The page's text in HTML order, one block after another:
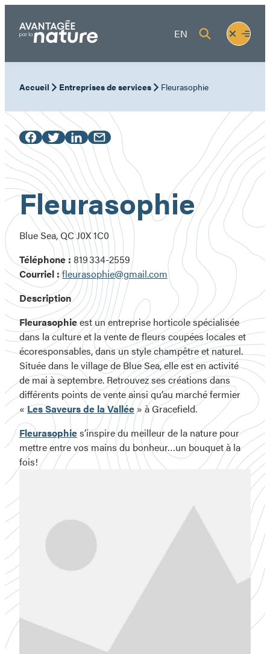
contenu
EN
Fermer
le
menu
Ouvrir
le
Accueil Entreprises de services Fleurasophie
Fleurasophie
Blue Sea, QC J0X 1C0
Téléphone : 819 334-2559
Courriel :fleurasophie@gmail.com
Description
Fleurasophieest un entreprise horticole spécialisée
dans la culture et la vente de fleurs coupées locales et
écoresponsables, dans un style champêtre et naturel.
Située dans le village de Blue Sea, elle est en activité
de mai à septembre. Retrouvez ses créations dans
différents points de vente ainsi qu’au marché fermier
«Les Saveurs de la Vallée» à Gracefield.
Fleurasophies’inspire du meilleur de la nature pour
mettre entre vos mains du bonheur…un bouquet à la
fois!